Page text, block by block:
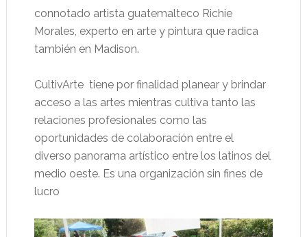
connotado artista guatemalteco Richie
Morales, experto en arte y pintura que radica
también en Madison.
CultivArte tiene por finalidad planear y brindar
acceso a las artes mientras cultiva tanto las
relaciones profesionales como las
oportunidades de colaboración entre el
diverso panorama artístico entre los latinos del
medio oeste. Es una organización sin fines de
lucro